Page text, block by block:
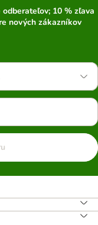
10 % zľava
nových zákazníkov